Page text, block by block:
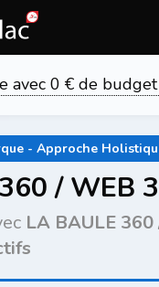
avec 0 € de
- Approche
/ WEB
LA BAULE